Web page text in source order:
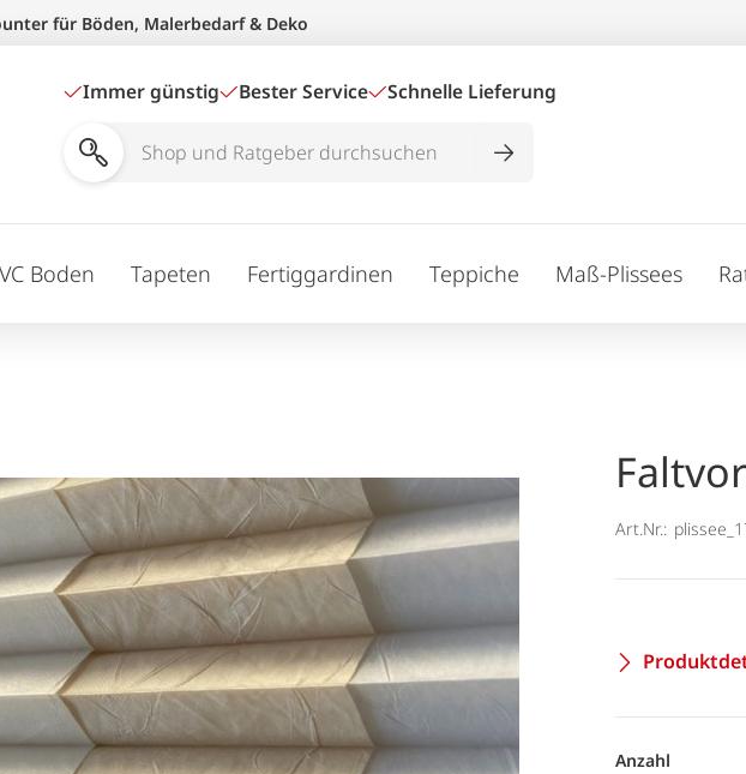
für Böden, Malerbedarf & Deko
Immer günstig Bester Service Schnelle Lieferung
Shop
durchsuchen
Boden Tapeten Fertiggardinen Teppiche Maß-Plissees
Art.Nr.:
Anzahl